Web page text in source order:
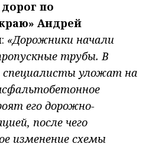
по
Андрей
«Дорожники начали
трубы. В
уложат на
его дорожно-
после чего
изменение схемы